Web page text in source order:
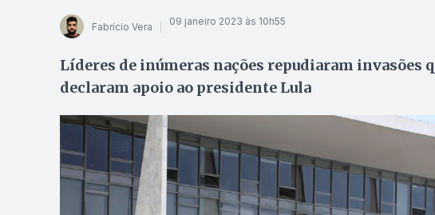
Fabrício Vera 09 janeiro 2023 às 10h55
Líderes de inúmeras nações repudiaram invasões
declaram apoio ao presidente Lula